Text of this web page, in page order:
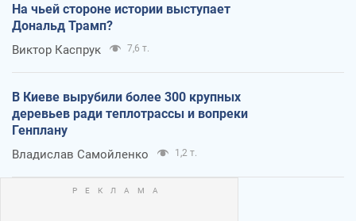
На чьей стороне истории выступает
Дональд Трамп?
Виктор Каспрук 7,6 т.
В Киеве вырубили более 300 крупных
деревьев ради теплотрассы и вопреки
Генплану
Владислав Самойленко 1,2 т.